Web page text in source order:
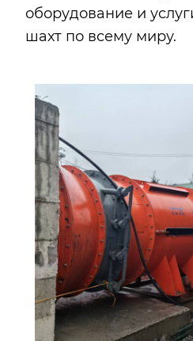
оборудование и
шахт по всему миру.